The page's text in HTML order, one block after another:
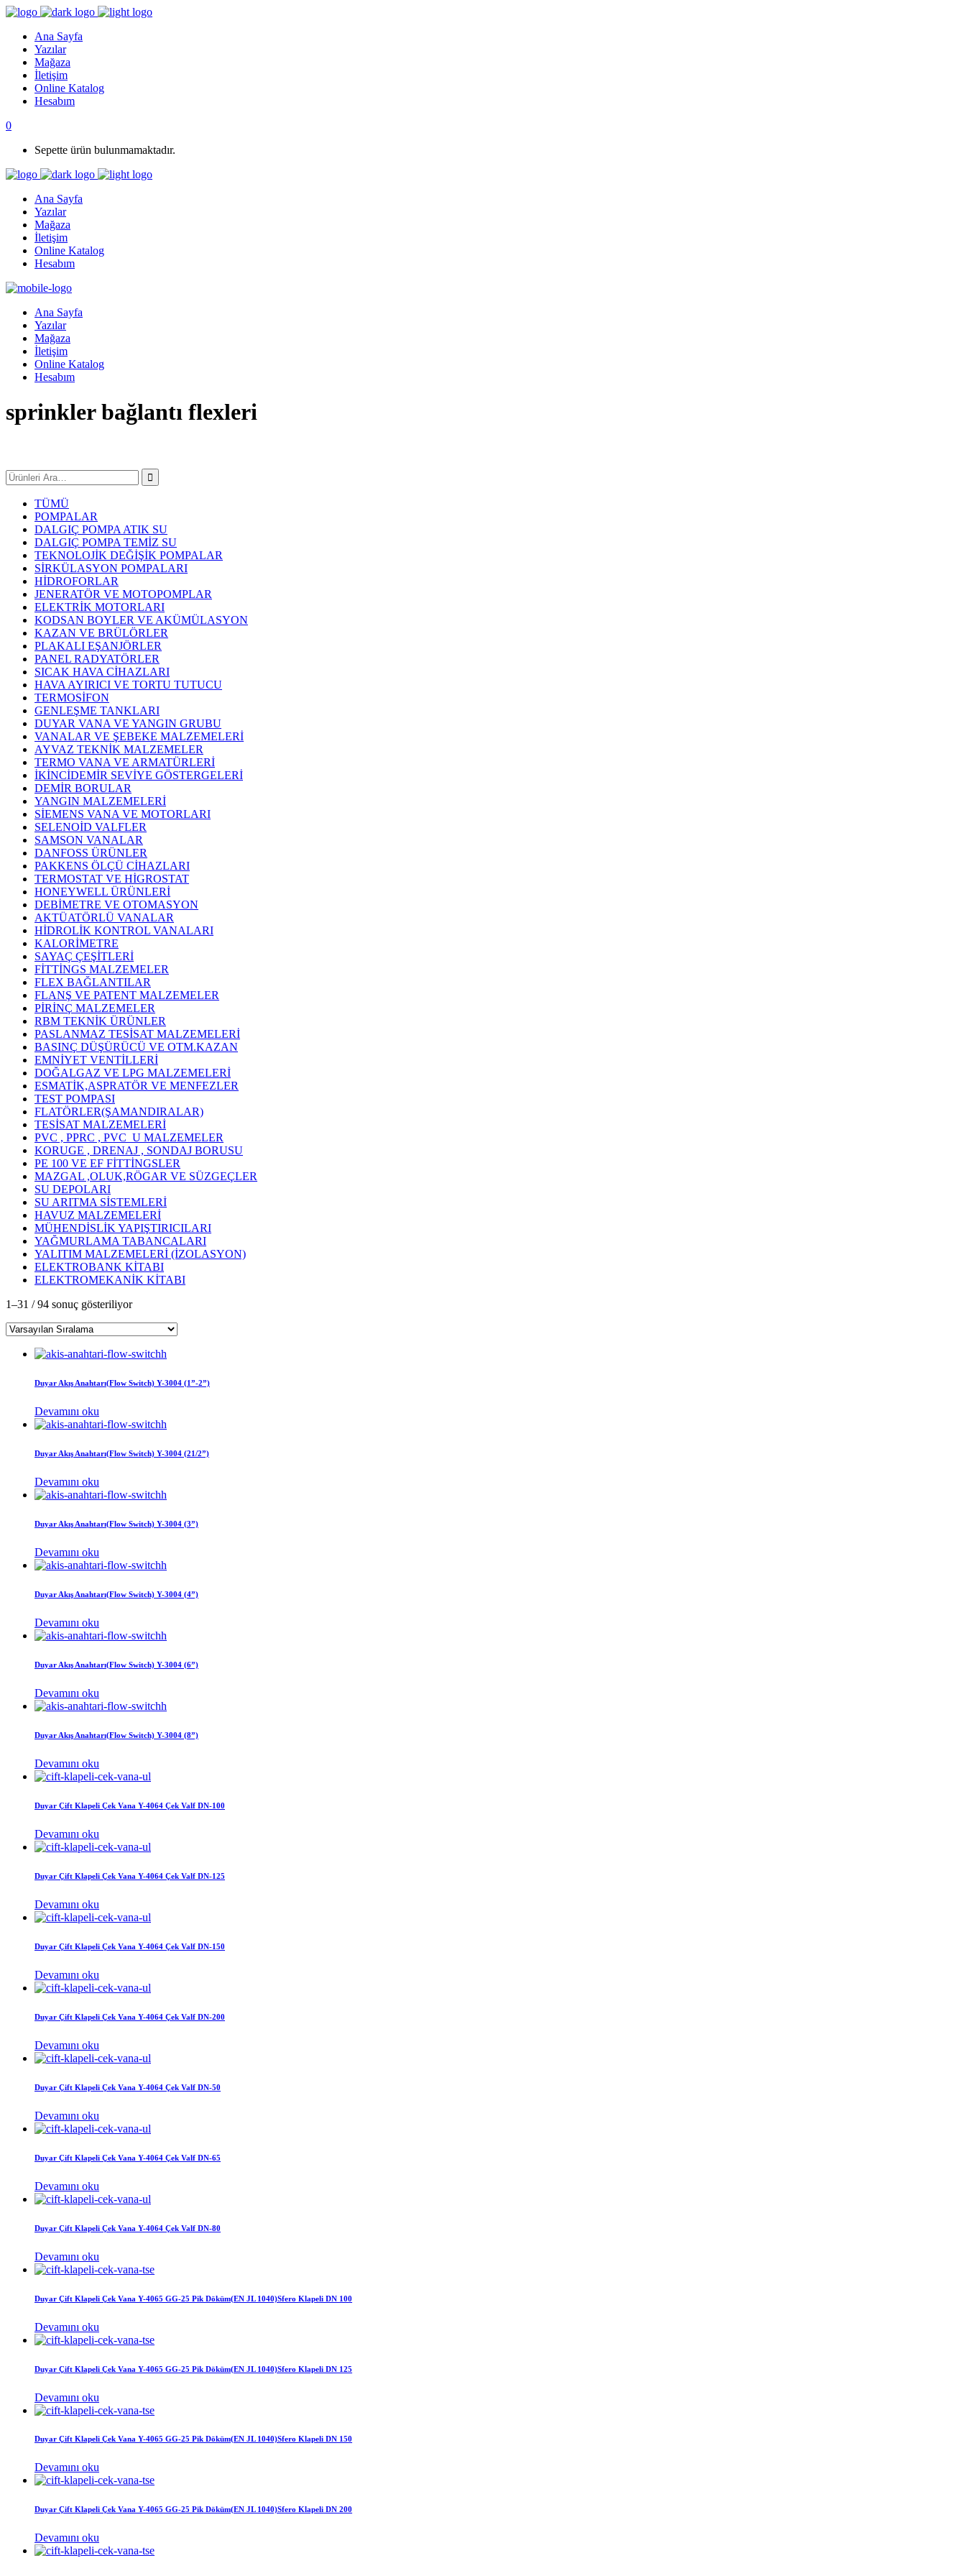
Ana Sayfa
Yazılar
Mağaza
İletişim
Online Katalog
Hesabım
0
Sepette ürün bulunmamaktadır.
Ana Sayfa
Yazılar
Mağaza
İletişim
Online Katalog
Hesabım
Ana Sayfa
Yazılar
Mağaza
İletişim
Online Katalog
Hesabım
sprinkler bağlantı flexleri
TÜMÜ
POMPALAR
DALGIÇ POMPA ATIK SU
DALGIÇ POMPA TEMİZ SU
TEKNOLOJİK DEĞİŞİK POMPALAR
SİRKÜLASYON POMPALARI
HİDROFORLAR
JENERATÖR VE MOTOPOMPLAR
ELEKTRİK MOTORLARI
KODSAN BOYLER VE AKÜMÜLASYON
KAZAN VE BRÜLÖRLER
PLAKALI EŞANJÖRLER
PANEL RADYATÖRLER
SICAK HAVA CİHAZLARI
HAVA AYIRICI VE TORTU TUTUCU
TERMOSİFON
GENLEŞME TANKLARI
DUYAR VANA VE YANGIN GRUBU
VANALAR VE ŞEBEKE MALZEMELERİ
AYVAZ TEKNİK MALZEMELER
TERMO VANA VE ARMATÜRLERİ
İKİNCİDEMİR SEVİYE GÖSTERGELERİ
DEMİR BORULAR
YANGIN MALZEMELERİ
SİEMENS VANA VE MOTORLARI
SELENOİD VALFLER
SAMSON VANALAR
DANFOSS ÜRÜNLER
PAKKENS ÖLÇÜ CİHAZLARI
TERMOSTAT VE HİGROSTAT
HONEYWELL ÜRÜNLERİ
DEBİMETRE VE OTOMASYON
AKTÜATÖRLÜ VANALAR
HİDROLİK KONTROL VANALARI
KALORİMETRE
SAYAÇ ÇEŞİTLERİ
FİTTİNGS MALZEMELER
FLEX BAĞLANTILAR
FLANŞ VE PATENT MALZEMELER
PİRİNÇ MALZEMELER
RBM TEKNİK ÜRÜNLER
PASLANMAZ TESİSAT MALZEMELERİ
BASINÇ DÜŞÜRÜCÜ VE OTM.KAZAN
EMNİYET VENTİLLERİ
DOĞALGAZ VE LPG MALZEMELERİ
ESMATİK,ASPRATÖR VE MENFEZLER
TEST POMPASI
FLATÖRLER(ŞAMANDIRALAR)
TESİSAT MALZEMELERİ
PVC , PPRC , PVC_U MALZEMELER
KORUGE , DRENAJ , SONDAJ BORUSU
PE 100 VE EF FİTTİNGSLER
MAZGAL ,OLUK,RÖGAR VE SÜZGEÇLER
SU DEPOLARI
SU ARITMA SİSTEMLERİ
HAVUZ MALZEMELERİ
MÜHENDİSLİK YAPIŞTIRICILARI
YAĞMURLAMA TABANCALARI
YALITIM MALZEMELERİ (İZOLASYON)
ELEKTROBANK KİTABI
ELEKTROMEKANİK KİTABI
1–31 / 94 sonuç gösteriliyor
Duyar Akış Anahtarı(Flow Switch) Y-3004 (1”-2”)
Devamını oku
Duyar Akış Anahtarı(Flow Switch) Y-3004 (21/2”)
Devamını oku
Duyar Akış Anahtarı(Flow Switch) Y-3004 (3”)
Devamını oku
Duyar Akış Anahtarı(Flow Switch) Y-3004 (4”)
Devamını oku
Duyar Akış Anahtarı(Flow Switch) Y-3004 (6”)
Devamını oku
Duyar Akış Anahtarı(Flow Switch) Y-3004 (8”)
Devamını oku
Duyar Çift Klapeli Çek Vana Y-4064 Çek Valf DN-100
Devamını oku
Duyar Çift Klapeli Çek Vana Y-4064 Çek Valf DN-125
Devamını oku
Duyar Çift Klapeli Çek Vana Y-4064 Çek Valf DN-150
Devamını oku
Duyar Çift Klapeli Çek Vana Y-4064 Çek Valf DN-200
Devamını oku
Duyar Çift Klapeli Çek Vana Y-4064 Çek Valf DN-50
Devamını oku
Duyar Çift Klapeli Çek Vana Y-4064 Çek Valf DN-65
Devamını oku
Duyar Çift Klapeli Çek Vana Y-4064 Çek Valf DN-80
Devamını oku
Duyar Çift Klapeli Çek Vana Y-4065 GG-25 Pik Döküm(EN JL 1040)Sfero Klapeli DN 100
Devamını oku
Duyar Çift Klapeli Çek Vana Y-4065 GG-25 Pik Döküm(EN JL 1040)Sfero Klapeli DN 125
Devamını oku
Duyar Çift Klapeli Çek Vana Y-4065 GG-25 Pik Döküm(EN JL 1040)Sfero Klapeli DN 150
Devamını oku
Duyar Çift Klapeli Çek Vana Y-4065 GG-25 Pik Döküm(EN JL 1040)Sfero Klapeli DN 200
Devamını oku